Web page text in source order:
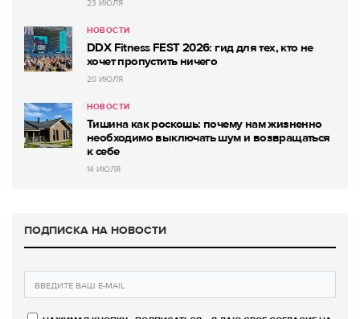
23 ИЮЛЯ
НОВОСТИ
DDX Fitness FEST 2026: гид для тех, кто не
хочет пропустить ничего
20 ИЮЛЯ
НОВОСТИ
Тишина как роскошь: почему нам жизненно
необходимо выключать шум и возвращаться
к себе
14 ИЮЛЯ
ПОДПИСКА НА НОВОСТИ